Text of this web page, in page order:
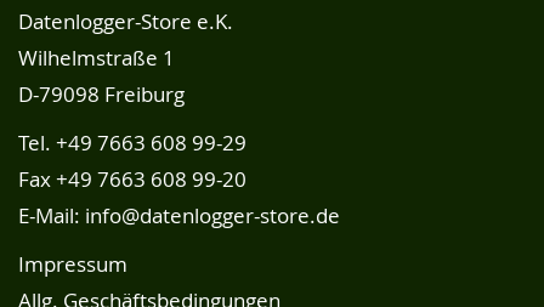
Datenlogger-Store e.K.
Wilhelmstraße 1
D-79098 Freiburg
Tel. +49 7663 608 99-29
Fax +49 7663 608 99-20
E-Mail: info@datenlogger-store.de
Impressum
Allg. Geschäftsbedingungen